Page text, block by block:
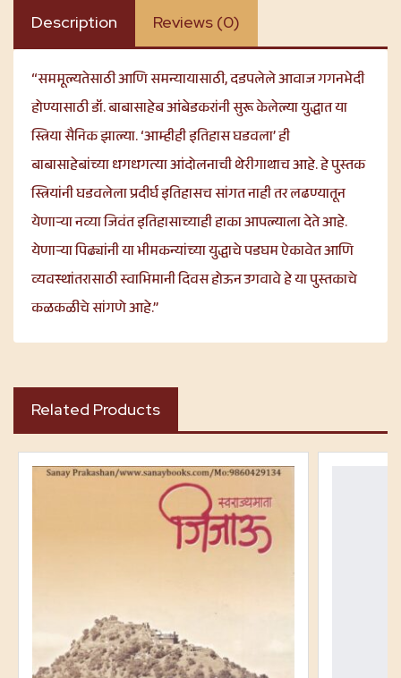
Description Reviews (0)
“सममूल्यतेसाठी आणि समन्यायासाठी, दडपलेले आवाज गगनभेदी
होण्यासाठी डॉ. बाबासाहेब आंबेडकरांनी सुरू केलेल्या युद्धात या
स्त्रिया सैनिक झाल्या. ‘आम्हीही इतिहास घडवला’ ही
बाबासाहेबांच्या धगधगत्या आंदोलनाची थेरीगाथाच आहे. हे पुस्तक
स्त्रियांनी घडवलेला प्रदीर्घ इतिहासच सांगत नाही तर लढण्यातून
येणाऱ्या नव्या जिवंत इतिहासाच्याही हाका आपल्याला देते आहे.
येणाऱ्या पिढ्यांनी या भीमकन्यांच्या युद्धाचे पडघम ऐकावेत आणि
व्यवस्थांतरासाठी स्वाभिमानी दिवस होऊन उगवावे हे या पुस्तकाचे
कळकळीचे सांगणे आहे.”
Related Products